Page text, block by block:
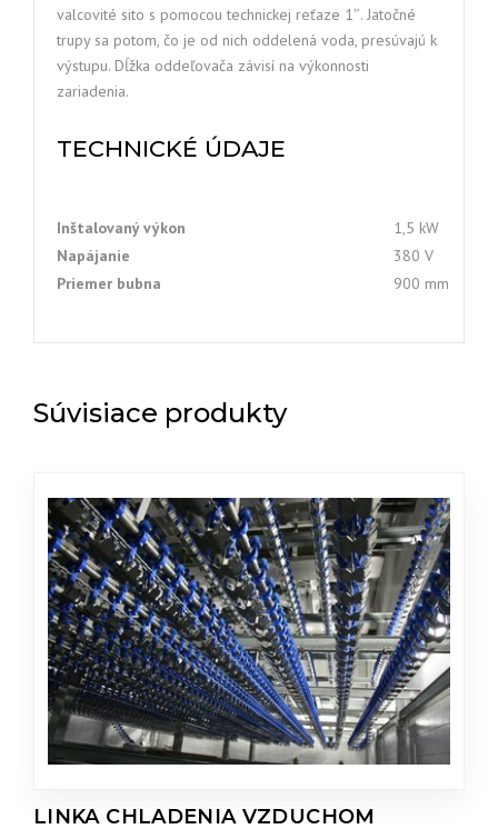
valcovité sito s pomocou technickej reťaze 1″. Jatočné
trupy sa potom, čo je od nich oddelená voda, presúvajú k
výstupu. Dĺžka oddeľovača závisí na výkonnosti
zariadenia.
TECHNICKÉ ÚDAJE
Inštalovaný výkon
1,5 kW
Napájanie
380 V
Priemer bubna
900 mm
Súvisiace produkty
LINKA CHLADENIA VZDUCHOM